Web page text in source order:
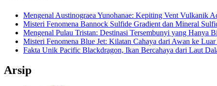
Mengenal Austinograea Yunohanae: Kepiting Vent Vulkanik
Misteri Fenomena Bannock Sulfide Gradient dan Mineral
Mengenal Pulau Tristan: Destinasi Tersembunyi yang Hanya
Misteri Fenomena Blue Jet: Kilatan Cahaya dari Awan ke Luar
Fakta Unik Pacific Blackdragon, Ikan Bercahaya dari Laut
Arsip